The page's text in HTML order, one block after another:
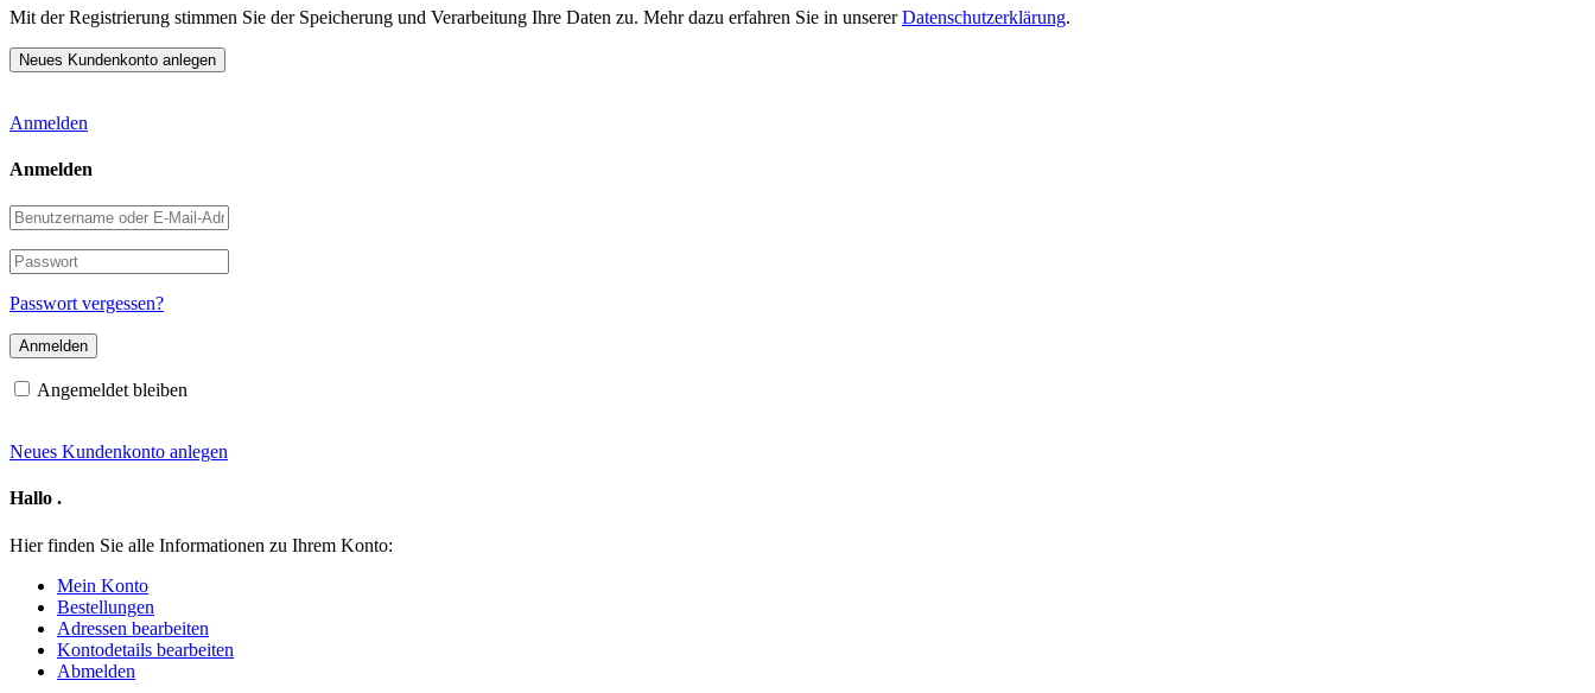
Mit der Registrierung stimmen Sie der Speicherung und Verarbeitung Ihre Daten zu. Mehr dazu erfahren Sie in unsererDatenschutzerklärung.
Anmelden
Anmelden
Benutzername
oder
E-
Mail-
Adresse
Passwort
Passwort vergessen?
Angemeldet bleiben
Neues Kundenkonto anlegen
Hallo .
Hier finden Sie alle Informationen zu Ihrem Konto:
Mein Konto
Bestellungen
Adressen bearbeiten
Kontodetails bearbeiten
Abmelden